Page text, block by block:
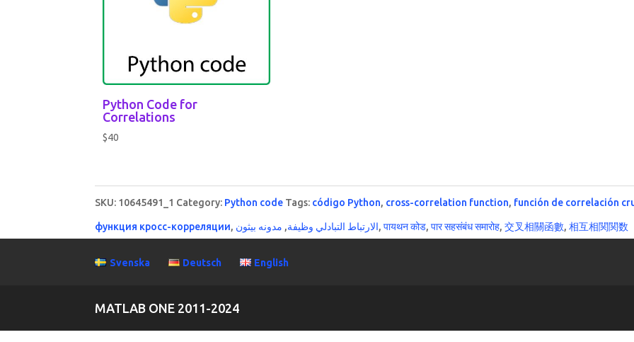
Python Code for
Correlations
$40
SKU: 10645491_1 Category: Python code Tags: código Python, cross-correlation function, función de correlación
функция кросс-корреляции, الارتباط التبادلي وظيفة, مدونه بيثون ,पायथन कोड,पार सहसंबंध समारोह,交叉相關函數,相互相関関数
Svenska Deutsch English
MATLAB ONE 2011-2024